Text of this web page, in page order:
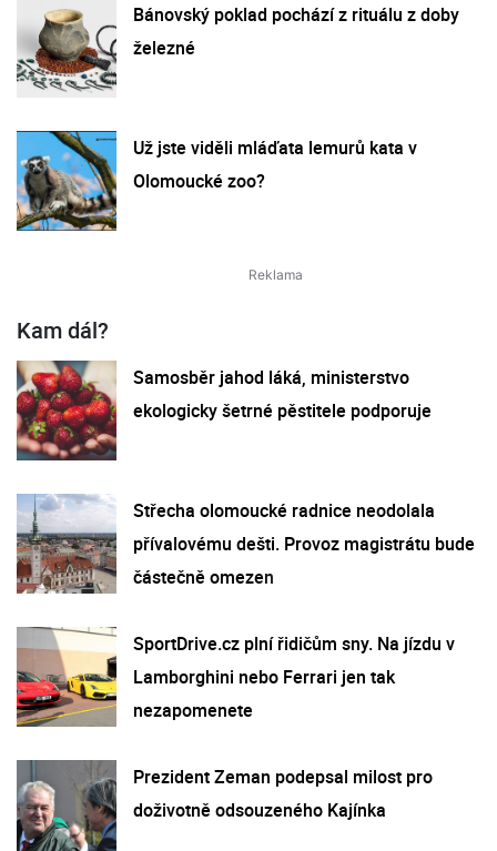
Bánovský poklad pochází z rituálu z doby
železné
Už jste viděli mláďata lemurů kata v
Olomoucké zoo?
Kam dál?
Samosběr jahod láká, ministerstvo
ekologicky šetrné pěstitele podporuje
Střecha olomoucké radnice neodolala
přívalovému dešti. Provoz magistrátu bude
částečně omezen
SportDrive.cz plní řidičům sny. Na jízdu v
Lamborghini nebo Ferrari jen tak
nezapomenete
Prezident Zeman podepsal milost pro
doživotně odsouzeného Kajínka